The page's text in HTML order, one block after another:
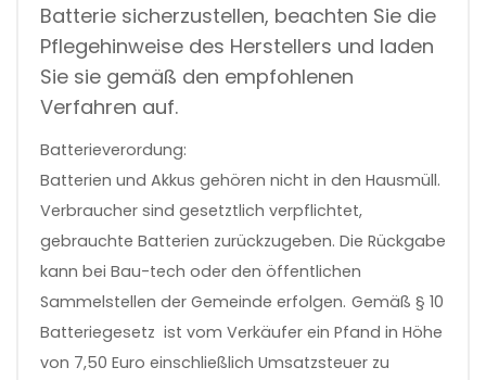
Batterie sicherzustellen, beachten Sie die
Pflegehinweise des Herstellers und laden
Sie sie gemäß den empfohlenen
Verfahren auf.
Batterieverordung:
Batterien und Akkus gehören nicht in den Hausmüll.
Verbraucher sind gesetztlich verpflichtet,
gebrauchte Batterien zurückzugeben. Die Rückgabe
kann bei Bau-tech oder den öffentlichen
Sammelstellen der Gemeinde erfolgen. Gemäß § 10
Batteriegesetz ist vom Verkäufer ein Pfand in Höhe
von 7,50 Euro einschließlich Umsatzsteuer zu